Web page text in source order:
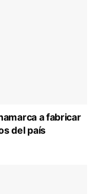
a fabricar
del país